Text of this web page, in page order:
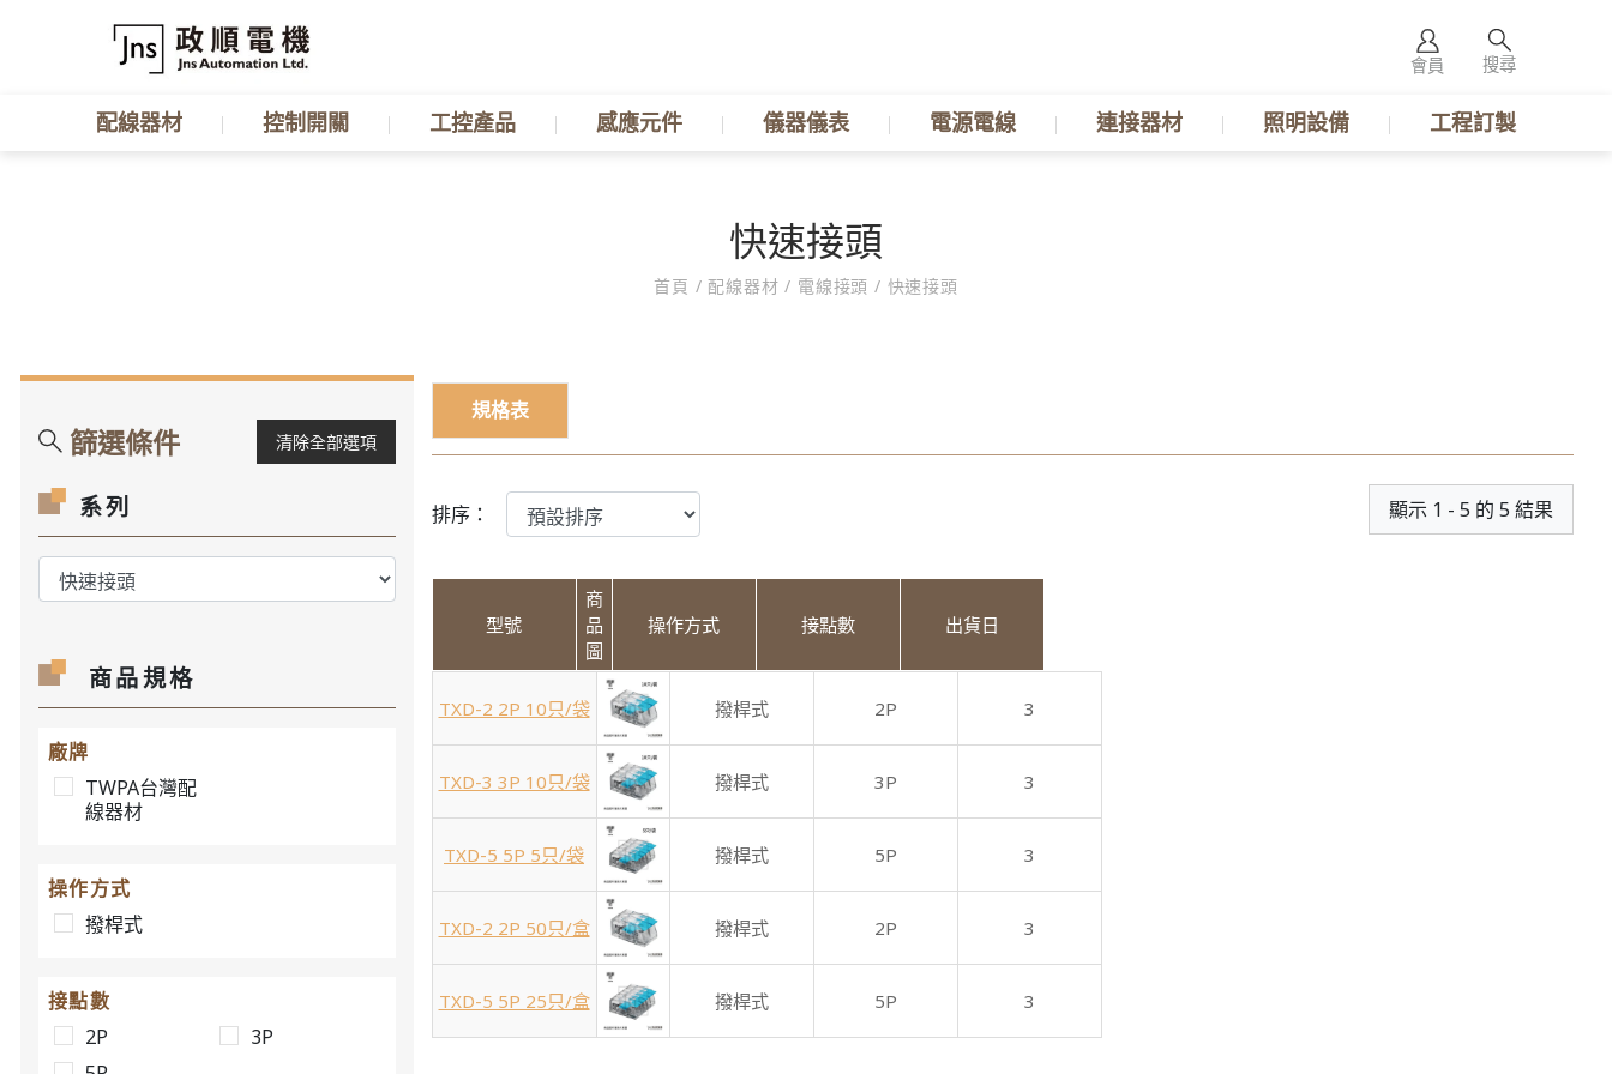
會員 搜尋
配線器材 控制開關 工控產品 感應元件 儀器儀表 電源電線 連接器材 照明設備 工程訂製
快速接頭
首頁 / 配線器材/ 電線接頭 / 快速接頭
篩選條件 清除全部選項
系列
商品規格
廠牌
TWPA台灣配
線器材
操作方式
撥桿式
接點數
2P
3P
規格表
排序： 顯示 1 - 5 的 5 結果
型號
商
品
圖
操作方式 接點數 出貨日
TXD-2 2P 10只/袋 撥桿式 2P 3
TXD-3 3P 10只/袋 撥桿式 3P 3
TXD-5 5P 5只/袋 撥桿式 5P 3
TXD-2 2P 50只/盒 撥桿式 2P 3
TXD-5 5P 25只/盒 撥桿式 5P 3